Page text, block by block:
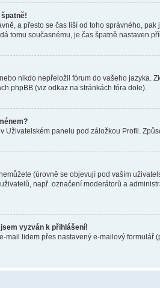
a přesto se čas liší od toho správného,
tomu současnému, je čas špatně nastaven
nikdo nepřeložil fórum do vašeho jazyka.
phpBB (viz odkaz na stránkách fóra dole).
Uživatelském panelu pod záložkou Profil.
(úrovně se objevují pod vaším
např. označení moderátorů a
vyzván k přihlášení!
mail lidem přes nastavený e-mailový